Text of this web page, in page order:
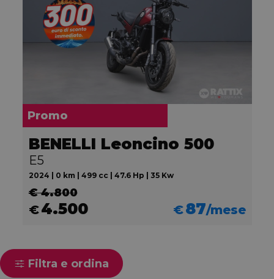
Promo
BENELLI Leoncino 500
E5
2024 | 0 km | 499 cc | 47.6 Hp | 35 Kw
€ 4.800
€4.500 €87/mese
Filtra e ordina